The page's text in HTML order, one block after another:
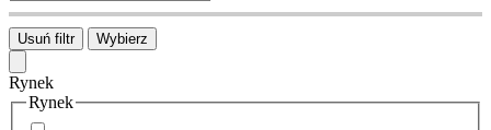
Usuń filtr Wybierz
Rynek
Rynek